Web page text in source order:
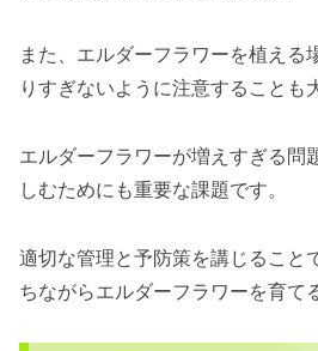
また、エルダーフラワーを植える
りすぎないように注意することも
エルダーフラワーが増えすぎる問
しむためにも重要な課題です。
適切な管理と予防策を講じること
ちながらエルダーフラワーを育て